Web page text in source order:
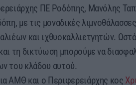
ΠΕ Ροδόπης, Μανόλης
με τις μοναδικές
και ιχθυοκαλλιετγητών.
τη δικτύωση μπορούμε να
του κλάδου αυτού.
ΑΜΘ και ο Περιφερειάρχης κος